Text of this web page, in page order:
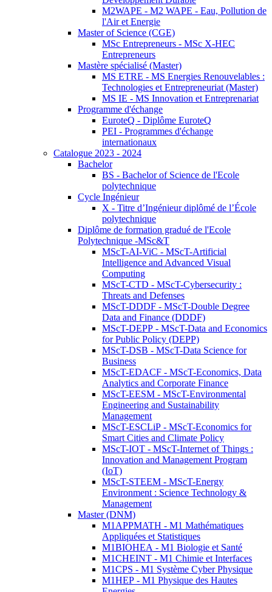
M2WAPE - M2 WAPE - Eau, Pollution de
l'Air et Energie
Master of Science (CGE)
MSc Entrepreneurs - MSc X-HEC
Entrepreneurs
Mastère spécialisé (Master)
MS ETRE - MS Energies Renouvelables :
Technologies et Entrepreneuriat (Master)
MS IE - MS Innovation et Entreprenariat
Programme d'échange
EuroteQ - Diplôme EuroteQ
PEI - Programmes d'échange
internationaux
Catalogue 2023 - 2024
Bachelor
BS - Bachelor of Science de l'Ecole
polytechnique
Cycle Ingénieur
X - Titre d’Ingénieur diplômé de l’École
polytechnique
Diplôme de formation gradué de l'Ecole
Polytechnique -MSc&T
MScT-AI-ViC - MScT-Artificial
Intelligence and Advanced Visual
Computing
MScT-CTD - MScT-Cybersecurity :
Threats and Defenses
MScT-DDDF - MScT-Double Degree
Data and Finance (DDDF)
MScT-DEPP - MScT-Data and Economics
for Public Policy (DEPP)
MScT-DSB - MScT-Data Science for
Business
MScT-EDACF - MScT-Economics, Data
Analytics and Corporate Finance
MScT-EESM - MScT-Environmental
Engineering and Sustainability
Management
MScT-ESCLiP - MScT-Economics for
Smart Cities and Climate Policy
MScT-IOT - MScT-Internet of Things :
Innovation and Management Program
(IoT)
MScT-STEEM - MScT-Energy
Environment : Science Technology &
Management
Master (DNM)
M1APPMATH - M1 Mathématiques
Appliquées et Statistiques
M1BIOHEA - M1 Biologie et Santé
M1CHEINT - M1 Chimie et Interfaces
M1CPS - M1 Système Cyber Physique
M1HEP - M1 Physique des Hautes